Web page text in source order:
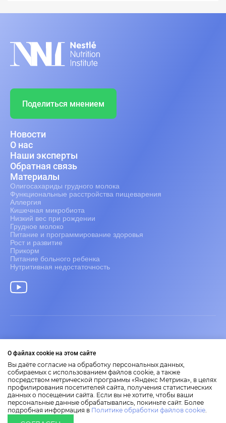
О файлах cookie на этом сайте
Вы даёте согласие на обработку персональных данных,
собираемых с использованием файлов cookie, а также
посредством метрической программы «Яндекс Метрика», в целях
профилирования посетителей сайта, получения статистических
данных о посещении сайта. Если вы не хотите, чтобы ваши
персональные данные обрабатывались, покиньте сайт. Более
подробная информация в Политике обработки файлов cookie
Поделиться мнением
Новости
О нас
Наши эксперты
Обратная связь
Материалы
Олигосахариды грудного молока
Функциональные расстройства пищеварения
Аллергия
Кишечная микробиота
Низкий вес при рождении
Грудное молоко
Питание и программирование здоровья
Рост и развитие
Прикорм
Питание больного ребенка
Нутритивная недостаточность
2026 Nestlé Nutrition Institute
Представленные на сайте материалы носят научно-
образовательный характер.
Размещенная на сайте информация не является заменой
медицинской консультации.
Правила пользования сайтом
Политика по обработке данных
2026 Nestlé Nutrition Institute